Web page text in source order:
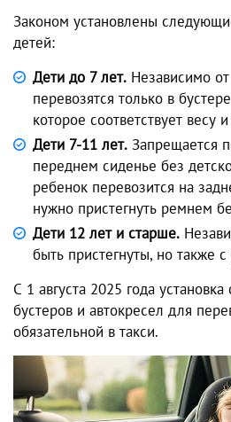
Законом установлены
детей:
Дети до 7 лет. Независимо
перевозятся только в
которое соответствует весу
Дети 7-11 лет. Запрещается
переднем сиденье без
ребенок перевозится на
нужно пристегнуть ремнем
Дети 12 лет и старше.
быть пристегнуты, но также
С 1 августа 2025 года
бустеров и автокресел для
обязательной в такси.